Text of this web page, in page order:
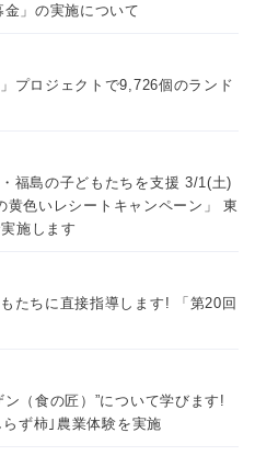
金」の実施について
プロジェクトで9,726個のランド
福島の子どもたちを支援 3/1(土)
黄色いレシートキャンペーン」 東
施します
たちに直接指導します! 「第20回
（食の匠）”について学びます!
ず柿｣農業体験を実施